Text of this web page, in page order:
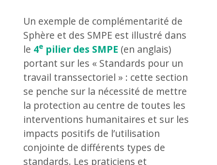
Un exemple de complémentarité de
Sphère et des SMPE est illustré dans
le 4e pilier des SMPE (en anglais)
portant sur les « Standards pour un
travail transsectoriel » : cette section
se penche sur la nécessité de mettre
la protection au centre de toutes les
interventions humanitaires et sur les
impacts positifs de l’utilisation
conjointe de différents types de
standards. Les praticiens et